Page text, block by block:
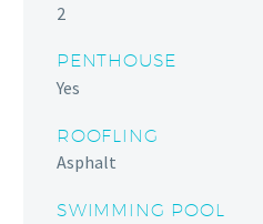
2
PENTHOUSE
Yes
ROOFLING
Asphalt
SWIMMING POOL